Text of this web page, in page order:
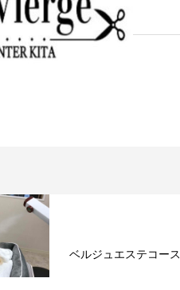
ベルジュエステコース